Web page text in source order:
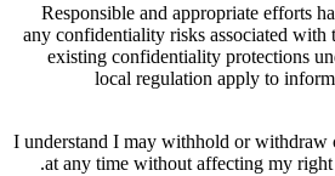
Responsible and appropriate efforts
any confidentiality risks associated with
existing confidentiality protections
local regulation apply to
I understand I may withhold or withdraw
at any time without affecting my right